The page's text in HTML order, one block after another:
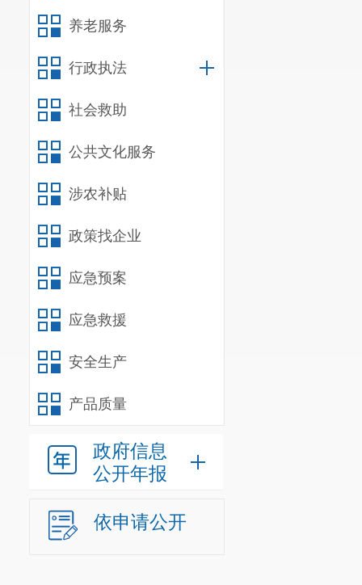
养老服务
行政执法
社会救助
公共文化服务
涉农补贴
政策找企业
应急预案
应急救援
安全生产
产品质量
政府信息
公开年报
依申请公开